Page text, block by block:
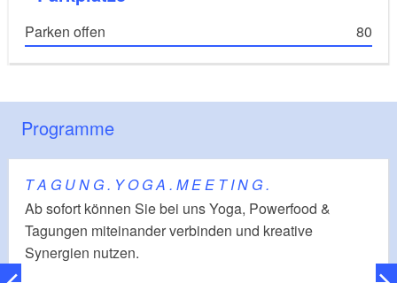
Parken offen 80
Programme
T A G U N G . Y O G A . M E E T I N G .
Ab sofort können Sie bei uns Yoga, Powerfood &
Tagungen miteinander verbinden und kreative
Synergien nutzen.